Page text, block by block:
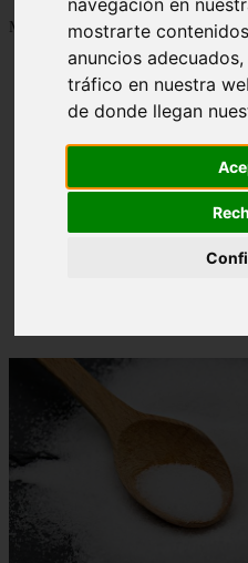
mostrarte
anuncios
tráfico en nuestra
de donde llegan
Mostrando 1 - 24 de 1288 artículos
Contraindicaciones del